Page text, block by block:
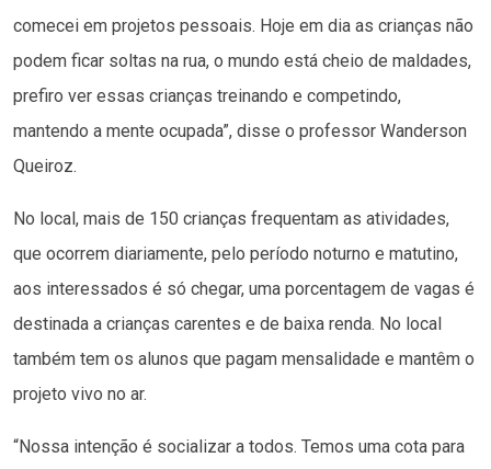
comecei em projetos pessoais. Hoje em dia as crianças não
podem ficar soltas na rua, o mundo está cheio de maldades,
prefiro ver essas crianças treinando e competindo,
mantendo a mente ocupada”, disse o professor Wanderson
Queiroz.
No local, mais de 150 crianças frequentam as atividades,
que ocorrem diariamente, pelo período noturno e matutino,
aos interessados é só chegar, uma porcentagem de vagas é
destinada a crianças carentes e de baixa renda. No local
também tem os alunos que pagam mensalidade e mantêm o
projeto vivo no ar.
“Nossa intenção é socializar a todos. Temos uma cota para